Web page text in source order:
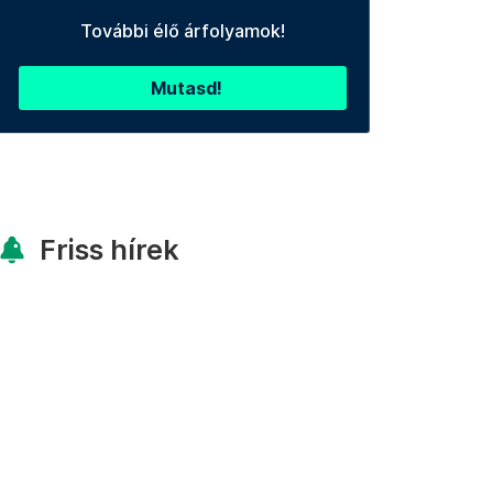
További élő árfolyamok!
Mutasd!
Friss hírek